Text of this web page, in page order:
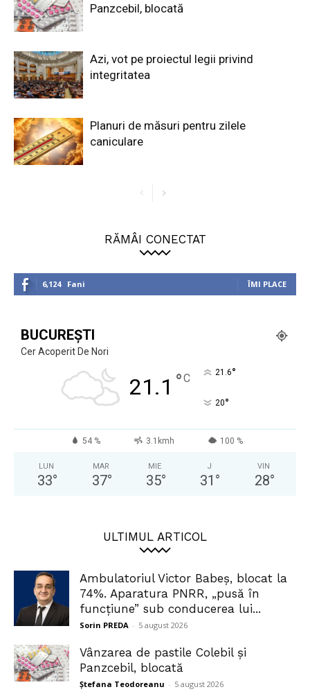
Panzcebil, blocată
Azi, vot pe proiectul legii privind
integritatea
Planuri de măsuri pentru zilele
caniculare
RĂMÂI CONECTAT
6,124 Fani ÎMI PLACE
BUCUREȘTI
Cer Acoperit De Nori
21.1 °C 21.6°
20°
54 % 3.1kmh 100 %
LUN
33°
MAR
37°
MIE
35°
J
31 °
VIN
28°
ULTIMUL ARTICOL
Ambulatoriul Victor Babeș, blocat la
74%. Aparatura PNRR, „pusă în
funcțiune” sub conducerea lui...
Sorin PREDA - 5 august 2026
Vânzarea de pastile Colebil și
Panzcebil, blocată
Ștefana Teodoreanu - 5 august 2026